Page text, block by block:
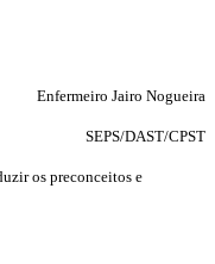
Enfermeiro Jairo Nogueira
SEPS/DAST/CPST
os preconceitos e